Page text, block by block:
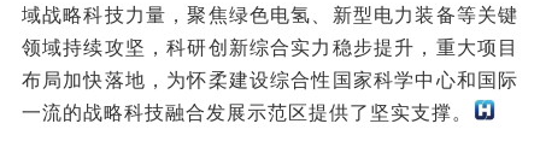
域战略科技力量，聚焦绿色电氢、新型电力装备等关键
领域持续攻坚，科研创新综合实力稳步提升，重大项目
布局加快落地，为怀柔建设综合性国家科学中心和国际
一流的战略科技融合发展示范区提供了坚实支撑。